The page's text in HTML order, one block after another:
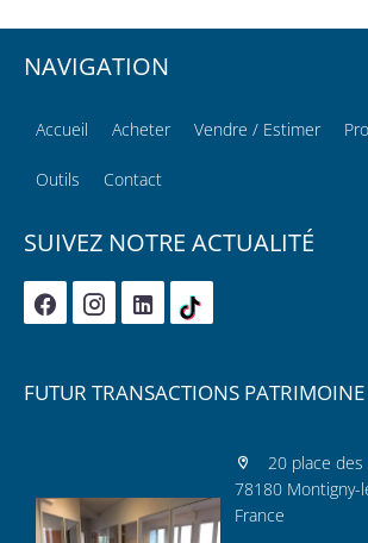
NAVIGATION
Accueil Acheter Vendre / Estimer
Outils Contact
SUIVEZ NOTRE ACTUALITÉ
FUTUR TRANSACTIONS PATRIMOINE
20 place des
78180 Montigny-
France